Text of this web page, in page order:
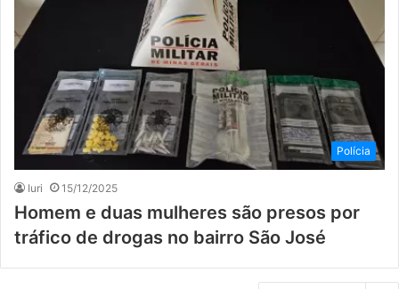
Polícia
Iuri 15/12/2025
Homem e duas mulheres são presos por
tráfico de drogas no bairro São José